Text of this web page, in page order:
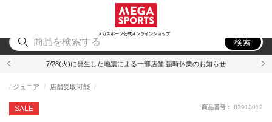
メガスポーツ公式オンラインショップ
アウトドア
検索
7/28(火)に発生した地震による一部店舗 臨時休業のお知らせ
SALE
ジュニア 店舗受取可能
商品番号： 83913012